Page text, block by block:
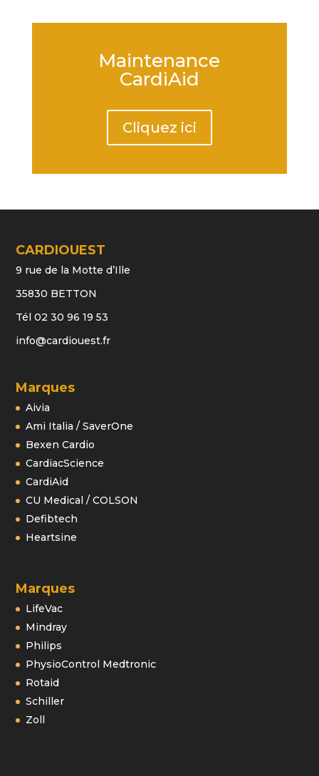
Maintenance
CardiAid
Cliquez ici
CARDIOUEST
9 rue de la Motte d’Ille
35830 BETTON
Tél 02 30 96 19 53
info@cardiouest.fr
Marques
Aivia
Ami Italia / SaverOne
Bexen Cardio
CardiacScience
CardiAid
CU Medical / COLSON
Defibtech
Heartsine
Marques
LifeVac
Mindray
Philips
PhysioControl Medtronic
Rotaid
Schiller
Zoll